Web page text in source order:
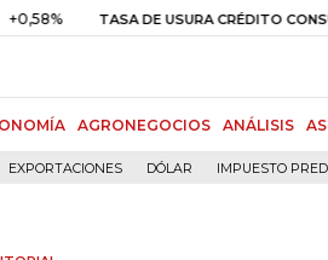
TASA DE USURA CRÉDITO CONSUMO
AGRONEGOCIOS ANÁLISIS
EXPORTACIONES DÓLAR IMPUESTO